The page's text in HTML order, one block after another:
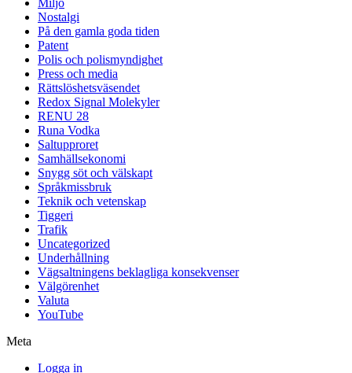
Miljö
Nostalgi
På den gamla goda tiden
Patent
Polis och polismyndighet
Press och media
Rättslöshetsväsendet
Redox Signal Molekyler
RENU 28
Runa Vodka
Saltupproret
Samhällsekonomi
Snygg söt och välskapt
Språkmissbruk
Teknik och vetenskap
Tiggeri
Trafik
Uncategorized
Underhållning
Vägsaltningens beklagliga konsekvenser
Välgörenhet
Valuta
YouTube
Meta
Logga in